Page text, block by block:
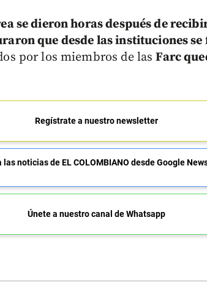
se dieron horas después de
que desde las instituciones
por los miembros de lasFarc
Regístrate a nuestro newsletter
las noticias de EL COLOMBIANO desde Google
Únete a nuestro canal de Whatsapp